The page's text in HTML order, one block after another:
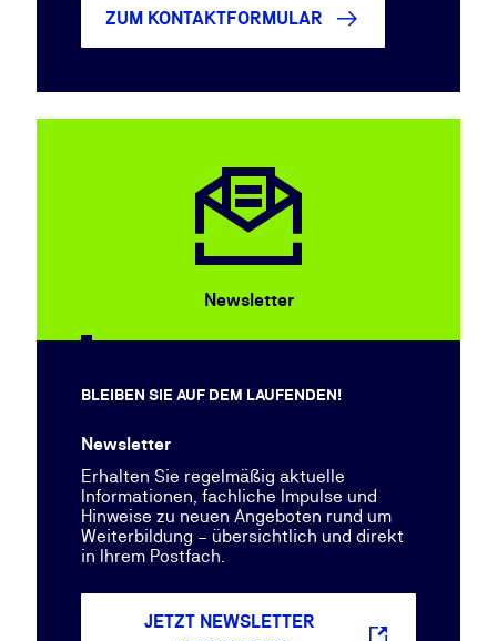
ZUM KONTAKTFORMULAR
Newsletter
BLEIBEN SIE AUF DEM LAUFENDEN!
Newsletter
Erhalten Sie regelmäßig aktuelle
Informationen, fachliche Impulse und
Hinweise zu neuen Angeboten rund um
Weiterbildung – übersichtlich und direkt
in Ihrem Postfach.
JETZT NEWSLETTER